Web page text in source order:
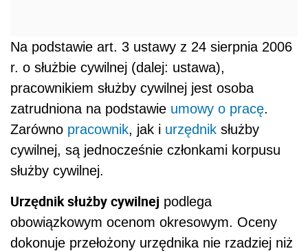
Na podstawie art. 3 ustawy z 24 sierpnia 2006
r. o służbie cywilnej (dalej: ustawa),
pracownikiem służby cywilnej jest osoba
zatrudniona na podstawie umowy o pracę.
Zarówno pracownik, jak i urzędnik służby
cywilnej, są jednocześnie członkami korpusu
służby cywilnej.
Urzędnik służby cywilnej podlega
obowiązkowym ocenom okresowym. Oceny
dokonuje przełożony urzędnika nie rzadziej niż